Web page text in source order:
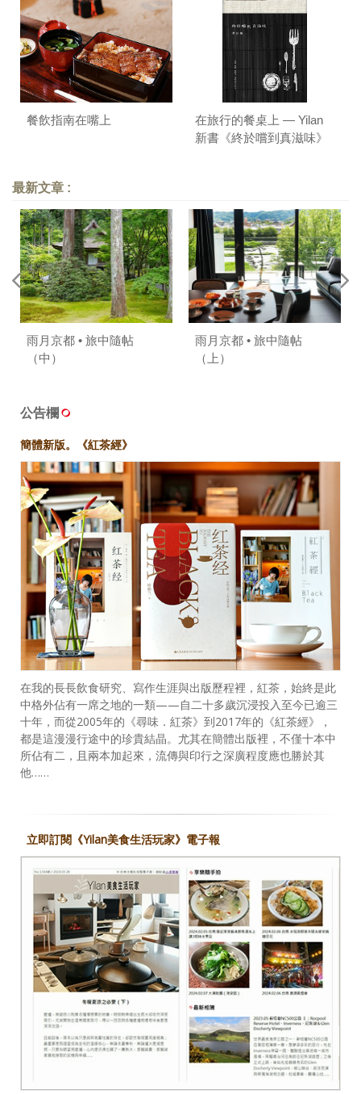
餐飲指南在嘴上
在旅行的餐桌上 — Yilan
新書《終於嚐到真滋味》
最新文章 :
雨月京都 • 旅中隨帖
（中）
雨月京都 • 旅中隨帖
（上）
公告欄
簡體新版。《紅茶經》
在我的長長飲食研究、寫作生涯與出版歷程裡，紅茶，始終是此
中格外佔有一席之地的一類——自二十多歲沉浸投入至今已逾三
十年，而從2005年的《尋味．紅茶》到2017年的《紅茶經》，
都是這漫漫行途中的珍貴結晶。尤其在簡體出版裡，不僅十本中
所佔有二，且兩本加起來，流傳與印行之深廣程度應也勝於其
他……
立即訂閱《Yilan美食生活玩家》電子報